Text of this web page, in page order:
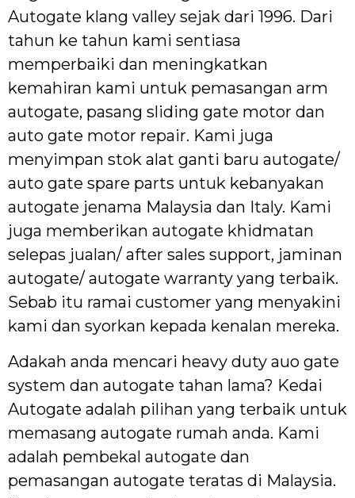
Autogate klang valley sejak dari 1996. Dari
tahun ke tahun kami sentiasa
memperbaiki dan meningkatkan
kemahiran kami untuk pemasangan arm
autogate, pasang sliding gate motor dan
auto gate motor repair. Kami juga
menyimpan stok alat ganti baru autogate/
auto gate spare parts untuk kebanyakan
autogate jenama Malaysia dan Italy. Kami
juga memberikan autogate khidmatan
selepas jualan/ after sales support, jaminan
autogate/ autogate warranty yang terbaik.
Sebab itu ramai customer yang menyakini
kami dan syorkan kepada kenalan mereka.
Adakah anda mencari heavy duty auo gate
system dan autogate tahan lama? Kedai
Autogate adalah pilihan yang terbaik untuk
memasang autogate rumah anda. Kami
adalah pembekal autogate dan
pemasangan autogate teratas di Malaysia.